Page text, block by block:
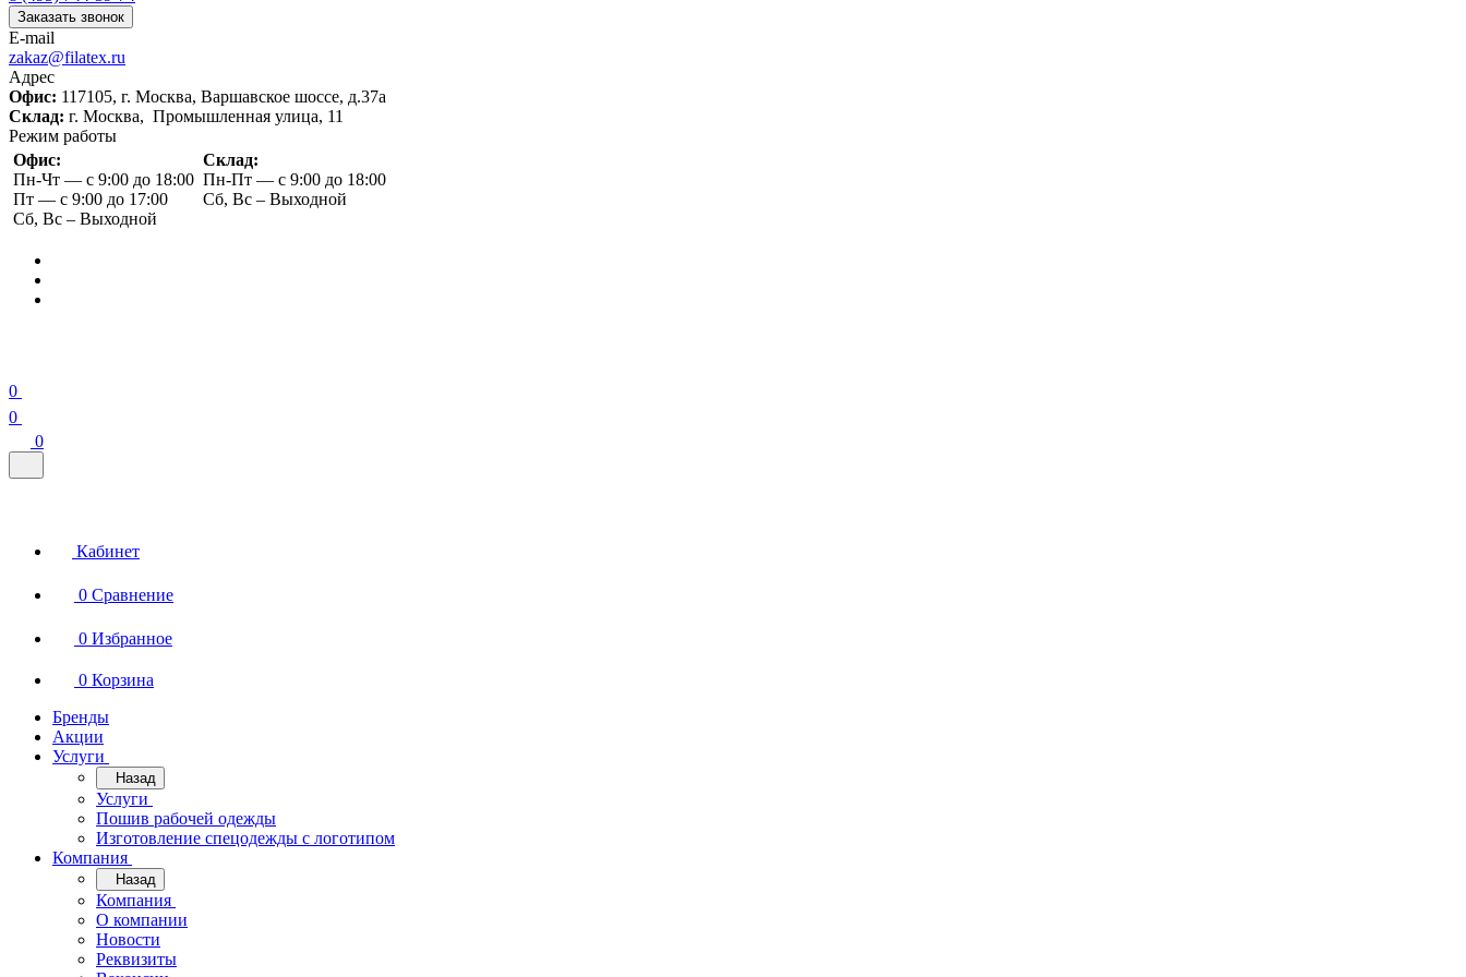
Заказать звонок
E-mail
zakaz@filatex.ru
Адрес
Офис: 117105, г. Москва, Варшавское шоссе, д.37а
Склад: г. Москва, Промышленная улица, 11
Режим работы
Офис:
Пн-Чт — с 9:00 до 18:00
Пт — с 9:00 до 17:00
Сб, Вс – Выходной
Склад:
Пн-Пт — с 9:00 до 18:00
Сб, Вс – Выходной
0
0
0
Кабинет
0 Сравнение
0 Избранное
0 Корзина
Бренды
Акции
Услуги
Назад
Услуги
Пошив рабочей одежды
Изготовление спецодежды с логотипом
Компания
Назад
Компания
О компании
Новости
Реквизиты